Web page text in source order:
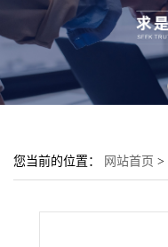
您当前的位置： 网站首页 >